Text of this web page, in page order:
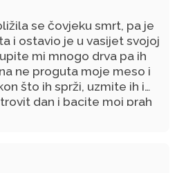
se čovjeku smrt, pa je
i ostavio je u vasijet svojoj
mi mnogo drva pa ih
ne proguta moje meso i
što ih sprži, uzmite ih i
dan i bacite moj prah
ga je Allah oživio i
to bio kradljivac grobova.